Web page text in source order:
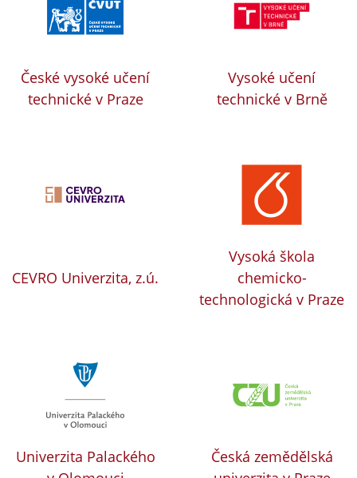
České vysoké učení
technické v Praze
Vysoké učení
technické v Brně
CEVRO Univerzita, z.ú.
Vysoká škola
chemicko-
technologická v Praze
Univerzita Palackého
Česká zemědělská